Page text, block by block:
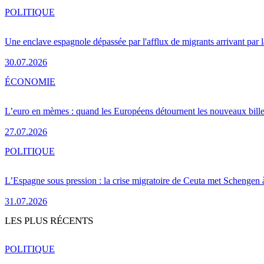
Une enclave espagnole dépassée par l'afflux de migrants arrivant par
30.07.2026
POLITIQUE
L’euro en mèmes : quand les Européens détournent les nouveaux
27.07.2026
ÉCONOMIE
L’Espagne sous pression : la crise migratoire de Ceuta met Schengen
31.07.2026
POLITIQUE
LES PLUS RÉCENTS
POLITIQUE